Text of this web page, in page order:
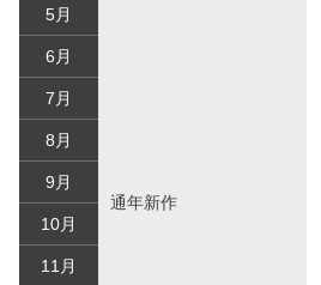
通年新作
5月
6月
7月
8月
9月
10月
11月